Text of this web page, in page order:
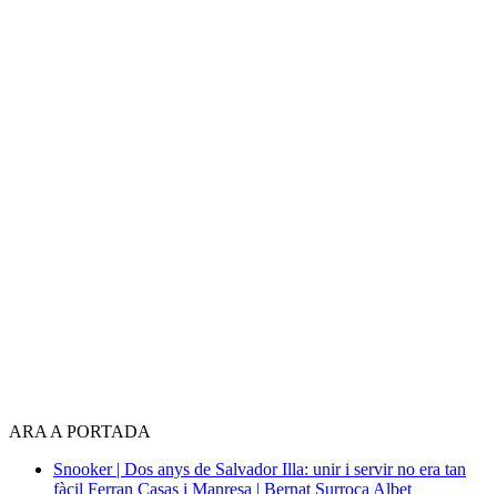
ARA A PORTADA
Snooker | Dos anys de Salvador Illa: unir i servir no era tan
fàcil Ferran Casas i Manresa | Bernat Surroca Albet